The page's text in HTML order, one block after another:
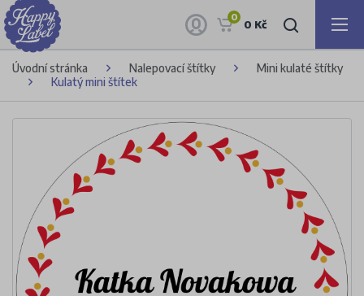
0
0 Kč
Úvodní stránka Nalepovací štítky
Mini kulaté štítky
Kulatý mini štítek